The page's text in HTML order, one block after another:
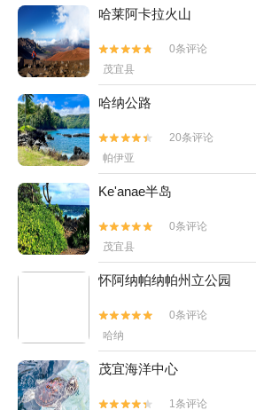
哈莱阿卡拉火山


0条评论
茂宜县
哈纳公路


20条评论
帕伊亚
Ke'anae半岛


0条评论
茂宜县
怀阿纳帕纳帕州立公园


0条评论
哈纳
茂宜海洋中心

 1条评论